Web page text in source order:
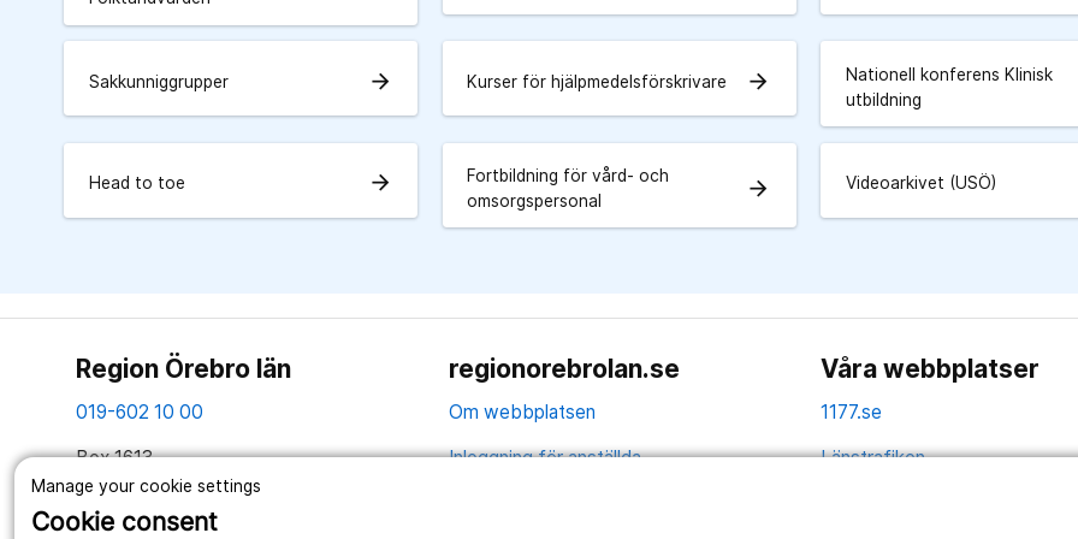
Manage your cookie settings
Cookie consent
Sakkunniggrupper arrow_forward Kurser för hjälpmedelsförskrivare arrow_forward
Nationell konferens Klinisk
utbildning
Head to toe arrow_forward
Fortbildning för vård- och
omsorgspersonal
arrow_forward Videoarkivet (USÖ)
Region Örebro län
019-602 10 00
Box 1613
701 16 Örebro
Tillsammans skapar vi ett bättre liv
regionorebrolan.se
Om webbplatsen
Inloggning för anställda
Våra webbplatser
1177.se
Länstrafiken